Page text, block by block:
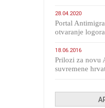
28.04.2020
Portal
otvaranje
18.06.2016
Prilozi za novu
suvremene